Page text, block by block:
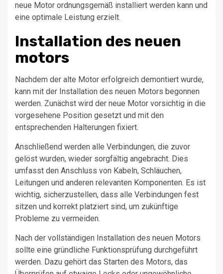
neue Motor ordnungsgemäß installiert werden kann und
eine optimale Leistung erzielt.
Installation des neuen
motors
Nachdem der alte Motor erfolgreich demontiert wurde,
kann mit der Installation des neuen Motors begonnen
werden. Zunächst wird der neue Motor vorsichtig in die
vorgesehene Position gesetzt und mit den
entsprechenden Halterungen fixiert.
Anschließend werden alle Verbindungen, die zuvor
gelöst wurden, wieder sorgfältig angebracht. Dies
umfasst den Anschluss von Kabeln, Schläuchen,
Leitungen und anderen relevanten Komponenten. Es ist
wichtig, sicherzustellen, dass alle Verbindungen fest
sitzen und korrekt platziert sind, um zukünftige
Probleme zu vermeiden.
Nach der vollständigen Installation des neuen Motors
sollte eine gründliche Funktionsprüfung durchgeführt
werden. Dazu gehört das Starten des Motors, das